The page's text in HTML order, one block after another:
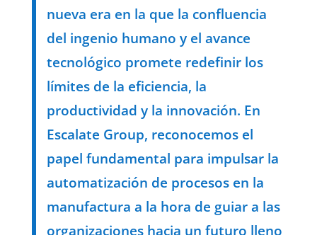
nueva era en la que la confluencia
del ingenio humano y el avance
tecnológico promete redefinir los
límites de la eficiencia, la
productividad y la innovación. En
Escalate Group, reconocemos el
papel fundamental para impulsar la
automatización de procesos en la
manufactura a la hora de guiar a las
organizaciones hacia un futuro lleno